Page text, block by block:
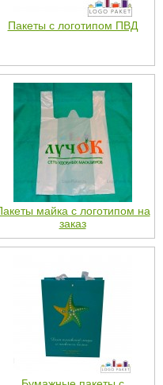
Пакеты с логотипом ПВД
майка с логотипом на
заказ